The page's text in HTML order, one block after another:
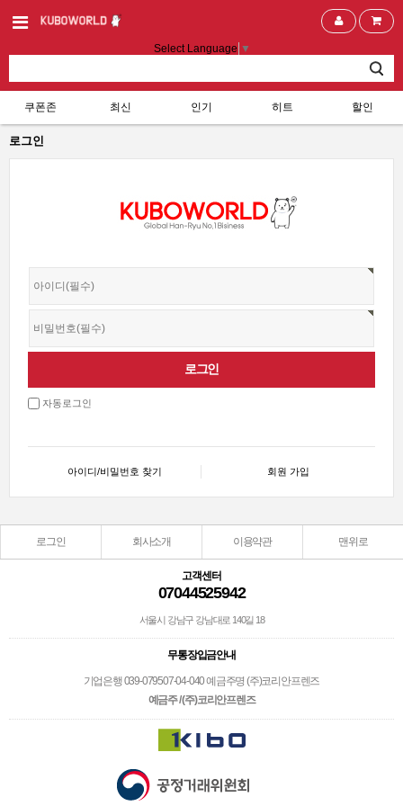
Select Language ▼
쿠폰존 최신 인기 히트 할인
로그인
자동로그인
아이디/비밀번호 찾기 회원 가입
로그인 회사소개 이용약관 맨위로
고객센터
07044525942
서울시 강남구 강남대로 140길 18
무통장입금안내
기업은행 039-079507-04-040 예금주명 (주)코리안프렌즈
예금주 / (주)코리안프렌즈